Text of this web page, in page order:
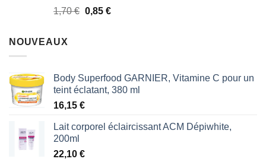
Note5.00
1,70€ Le
0,85 €Le
NOUVEAUX
Body Superfood GARNIER, Vitamine C pour un
teint éclatant, 380 ml
16,15 €
Lait corporel éclaircissant ACM Dépiwhite,
200ml
22,10 €